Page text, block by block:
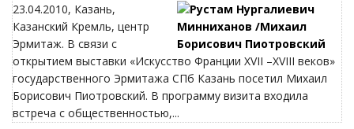
23.04.2010, Казань,
Казанский Кремль, центр
Эрмитаж. В связи с
открытием выставки «Искусство Франции XVII –XVIII веков»
государственного Эрмитажа СПб Казань посетил Михаил
Борисович Пиотровский. В программу визита входила
встреча с общественностью,...